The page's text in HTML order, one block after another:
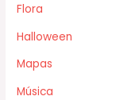
Flora
Halloween
Mapas
Música